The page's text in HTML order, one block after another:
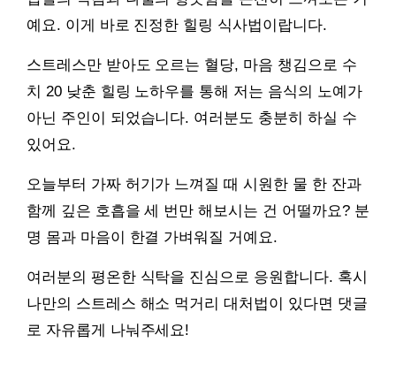
예요. 이게 바로 진정한 힐링 식사법이랍니다.
스트레스만 받아도 오르는 혈당, 마음 챙김으로 수
치 20 낮춘 힐링 노하우를 통해 저는 음식의 노예가
아닌 주인이 되었습니다. 여러분도 충분히 하실 수
있어요.
오늘부터 가짜 허기가 느껴질 때 시원한 물 한 잔과
함께 깊은 호흡을 세 번만 해보시는 건 어떨까요? 분
명 몸과 마음이 한결 가벼워질 거예요.
여러분의 평온한 식탁을 진심으로 응원합니다. 혹시
나만의 스트레스 해소 먹거리 대처법이 있다면 댓글
로 자유롭게 나눠주세요!